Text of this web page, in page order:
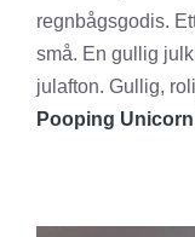
regnbågsgodis.
små. En gullig
julafton. Gullig,
Pooping